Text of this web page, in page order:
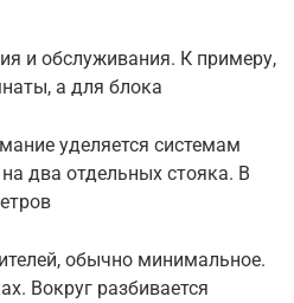
и обслуживания. К примеру,
а для блока
уделяется системам
два отдельных стояка. В
обычно минимальное.
Вокруг разбивается